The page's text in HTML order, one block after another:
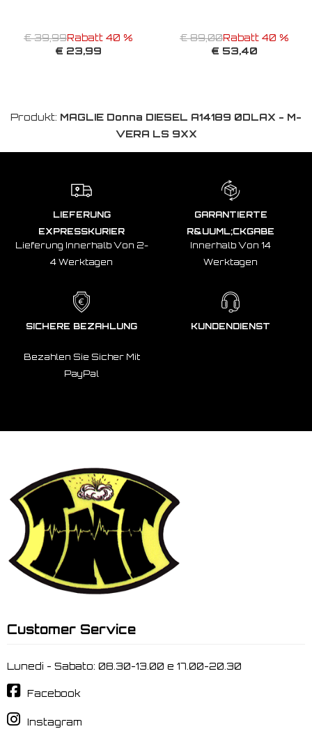
€ 39,99Rabatt 40 %
€ 23,99
€ 89,00Rabatt 40 %
€ 53,40
Produkt: MAGLIE Donna DIESEL A14189 0DLAX - M-
VERA LS 9XX
LIEFERUNG
EXPRESSKURIER
Lieferung Innerhalb Von 2-
4 Werktagen
GARANTIERTE
R&UUML;CKGABE
Innerhalb Von 14
Werktagen
SICHERE BEZAHLUNG
Bezahlen Sie Sicher Mit
PayPal
KUNDENDIENST
Customer Service
Lunedi - Sabato: 08.30-13.00 e 17.00-20.30
Facebook
Instagram